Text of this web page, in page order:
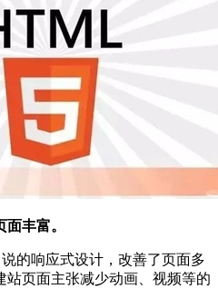
面丰富。
的响应式设计，改善了页面多
页面主张减少动画、视频等的